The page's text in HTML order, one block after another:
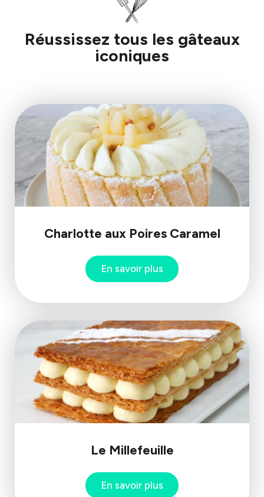
Réussissez tous les gâteaux
iconiques
Charlotte aux Poires Caramel
En savoir plus
Le Millefeuille
En savoir plus